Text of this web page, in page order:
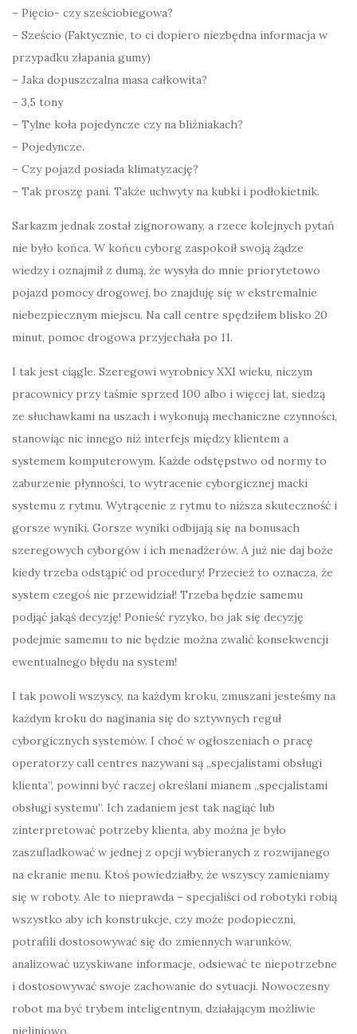
– Pięcio- czy sześciobiegowa?
– Sześcio (Faktycznie, to ci dopiero niezbędna informacja w
przypadku złapania gumy)
– Jaka dopuszczalna masa całkowita?
– 3,5 tony
– Tylne koła pojedyncze czy na bliźniakach?
– Pojedyncze.
– Czy pojazd posiada klimatyzację?
– Tak proszę pani. Także uchwyty na kubki i podłokietnik.
Sarkazm jednak został zignorowany, a rzece kolejnych pytań
nie było końca. W końcu cyborg zaspokoił swoją żądze
wiedzy i oznajmił z dumą, że wysyła do mnie priorytetowo
pojazd pomocy drogowej, bo znajduję się w ekstremalnie
niebezpiecznym miejscu. Na call centre spędziłem blisko 20
minut, pomoc drogowa przyjechała po 11.
I tak jest ciągle. Szeregowi wyrobnicy XXI wieku, niczym
pracownicy przy taśmie sprzed 100 albo i więcej lat, siedzą
ze słuchawkami na uszach i wykonują mechaniczne czynności,
stanowiąc nic innego niż interfejs między klientem a
systemem komputerowym. Każde odstępstwo od normy to
zaburzenie płynności, to wytracenie cyborgicznej macki
systemu z rytmu. Wytrącenie z rytmu to niższa skuteczność i
gorsze wyniki. Gorsze wyniki odbijają się na bonusach
szeregowych cyborgów i ich menadżerów. A już nie daj boże
kiedy trzeba odstąpić od procedury! Przecież to oznacza, że
system czegoś nie przewidział! Trzeba będzie samemu
podjąć jakąś decyzję! Ponieść ryzyko, bo jak się decyzję
podejmie samemu to nie będzie można zwalić konsekwencji
ewentualnego błędu na system!
I tak powoli wszyscy, na każdym kroku, zmuszani jesteśmy na
każdym kroku do naginania się do sztywnych reguł
cyborgicznych systemów. I choć w ogłoszeniach o pracę
operatorzy call centres nazywani są „specjalistami obsługi
klienta”, powinni być raczej określani mianem „specjalistami
obsługi systemu”. Ich zadaniem jest tak nagiąć lub
zinterpretować potrzeby klienta, aby można je było
zaszufladkować w jednej z opcji wybieranych z rozwijanego
na ekranie menu. Ktoś powiedziałby, że wszyscy zamieniamy
się w roboty. Ale to nieprawda – specjaliści od robotyki robią
wszystko aby ich konstrukcje, czy może podopieczni,
potrafili dostosowywać się do zmiennych warunków,
analizować uzyskiwane informacje, odsiewać te niepotrzebne
i dostosowywać swoje zachowanie do sytuacji. Nowoczesny
robot ma być trybem inteligentnym, działającym możliwie
nieliniowo.